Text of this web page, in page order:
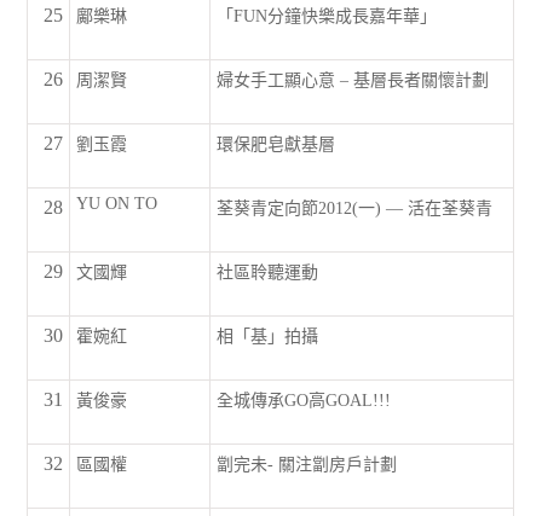
25 鄺樂琳 「FUN分鐘快樂成長嘉年華」
26 周潔賢 婦女手工顯心意 – 基層長者關懷計劃
27 劉玉霞 環保肥皂獻基層
28 YU ON TO 荃葵青定向節2012(一) — 活在荃葵青
29 文國輝 社區聆聽運動
30 霍婉紅 相「基」拍攝
31 黃俊豪 全城傳承GO高GOAL!!!
32 區國權 劏完未- 關注劏房戶計劃